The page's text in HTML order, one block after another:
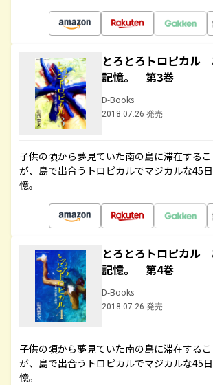
とろとろトロピカル
記憶。 第3巻
D-Books
2018.07.26 発売
子供の頃から夢見ていた南の島に滞在する
が、島で出合うトロピカルでマジカルな45
憶。
とろとろトロピカル
記憶。 第4巻
D-Books
2018.07.26 発売
子供の頃から夢見ていた南の島に滞在する
が、島で出合うトロピカルでマジカルな45
憶。